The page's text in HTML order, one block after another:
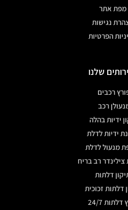
מפת אתר
נגישות
הפרטיות
שלנו
רכבים
רכב
ידיות בהלה
ידיות לדלת
מנעול לדלת
רב בריח
דלתות
דלתות זכוכית
24/7